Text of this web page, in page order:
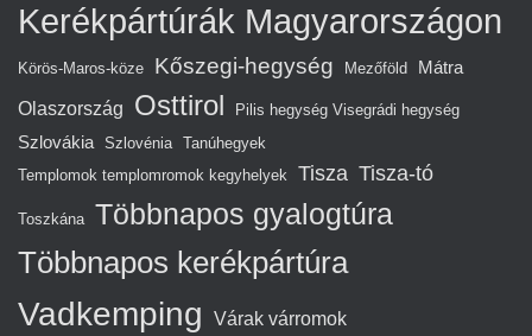
Kerékpártúrák Magyarországon
Körös-Maros-köze Kőszegi-hegység Mezőföld Mátra
Olaszország Osttirol Pilis hegység Visegrádi hegység
Szlovákia Szlovénia Tanúhegyek
Templomok templomromok kegyhelyek Tisza Tisza-tó
Toszkána Többnapos gyalogtúra
Többnapos kerékpártúra
Vadkemping Várak várromok